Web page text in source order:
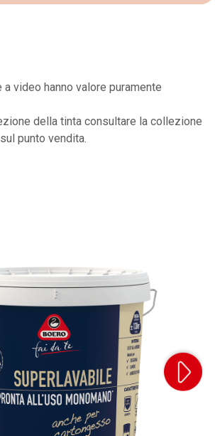
video hanno valore puramente
della tinta consultare la collezione
punto vendita.